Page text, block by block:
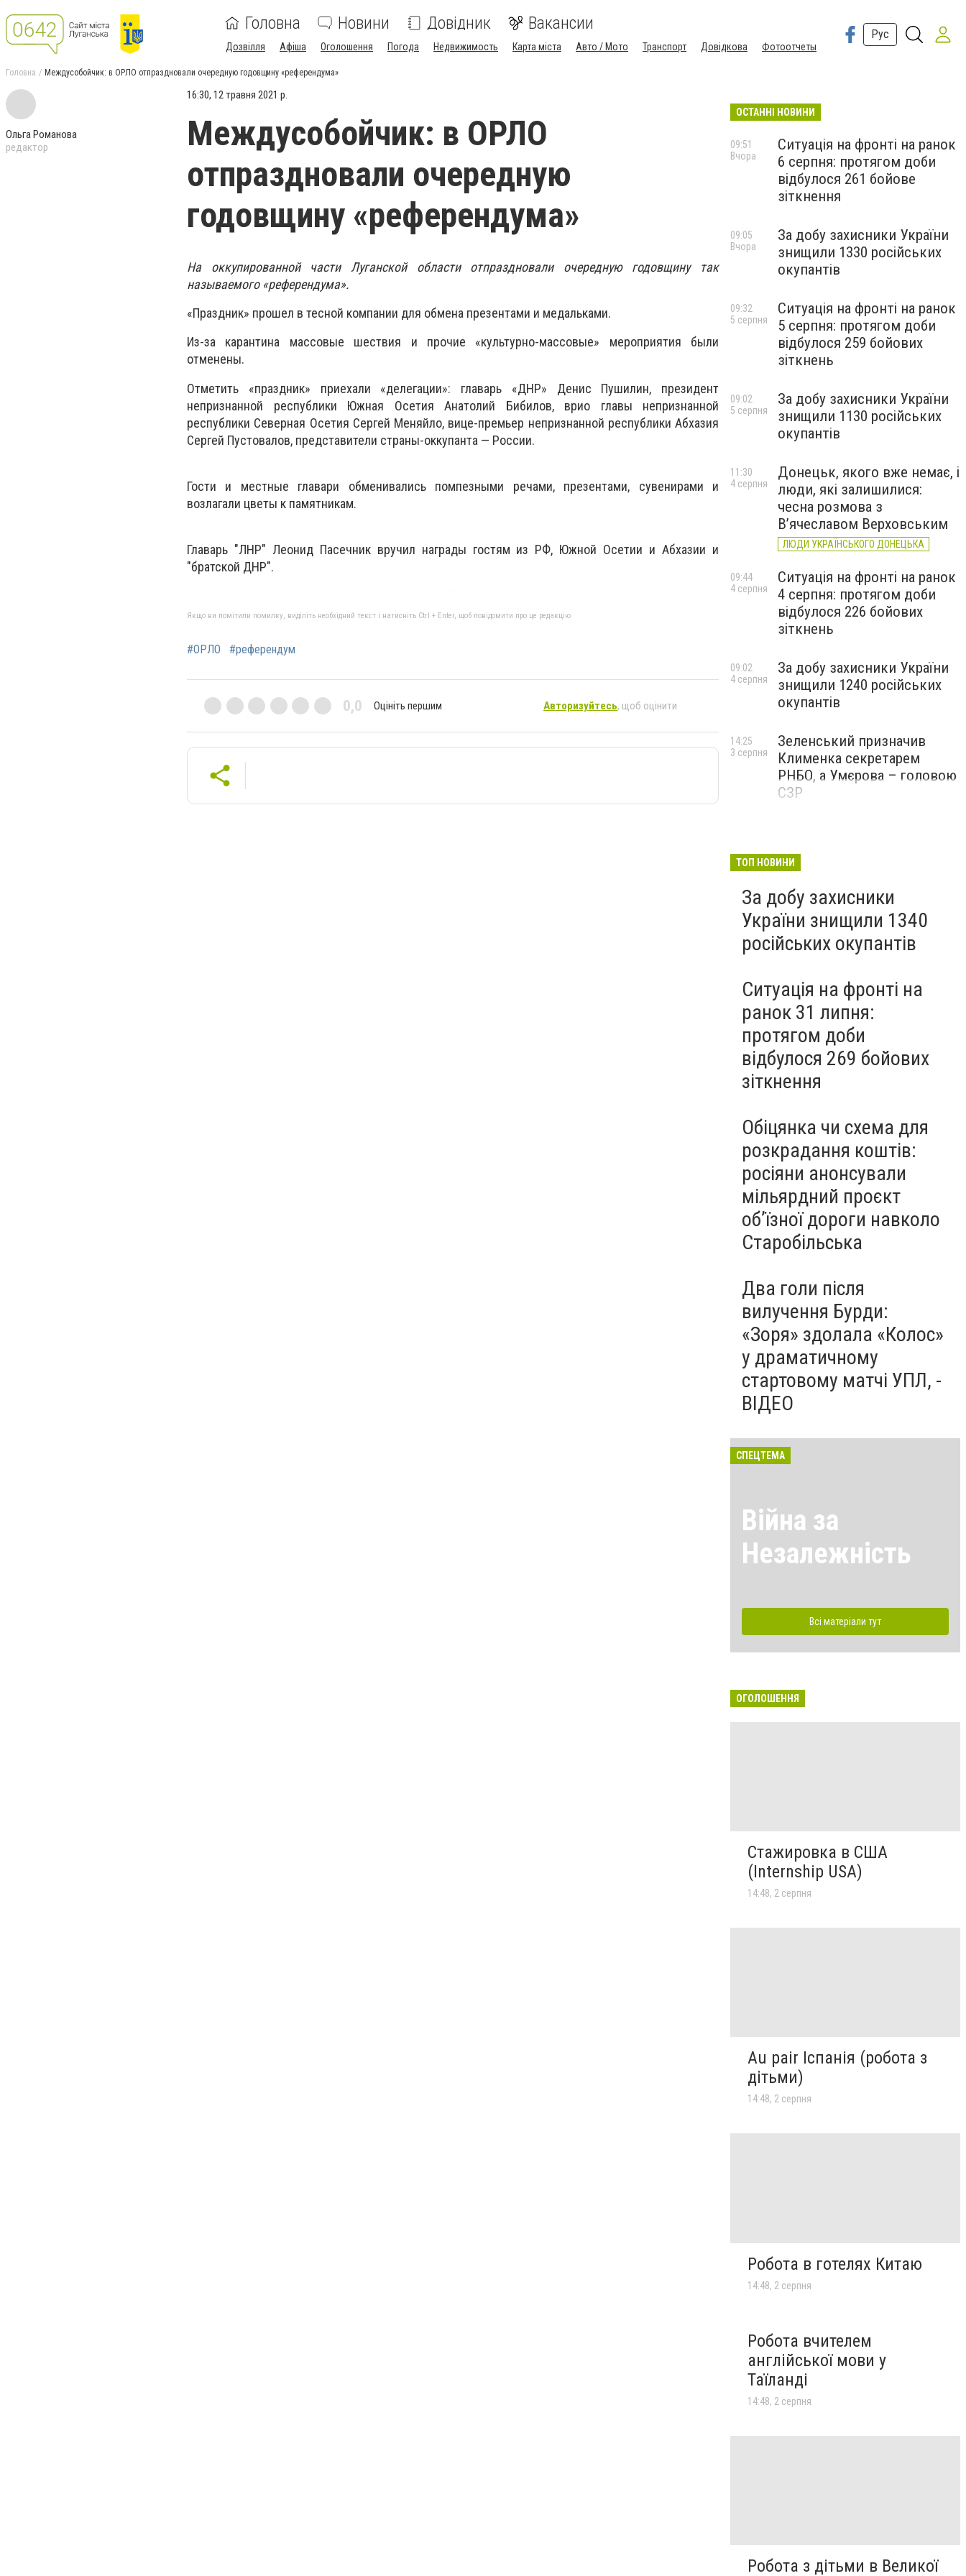
Головна Новини Довідник Вакансии
Дозвілля Афіша Оголошення Погода Недвижимость Карта міста Авто / Мото Транспорт Довідкова Фотоотчеты
Рус
Головна Междусобойчик: в ОРЛО отпраздновали очередную годовщину «референдума»
Ольга Романова
редактор
16:30, 12 травня 2021 р.
Междусобойчик: в ОРЛО
отпраздновали очередную
годовщину «референдума»
На оккупированной части Луганской области отпраздновали очередную годовщину так
называемого «референдума».
«Праздник» прошел в тесной компании для обмена презентами и медальками.
Из-за карантина массовые шествия и прочие «культурно-массовые» мероприятия были
отменены.
Отметить «праздник» приехали «делегации»: главарь «ДНР» Денис Пушилин, президент
непризнанной республики Южная Осетия Анатолий Бибилов, врио главы непризнанной
республики Северная Осетия Сергей Меняйло, вице-премьер непризнанной республики Абхазия
Сергей Пустовалов, представители страны-оккупанта — России.
Гости и местные главари обменивались помпезными речами, презентами, сувенирами и
возлагали цветы к памятникам.
Главарь "ЛНР" Леонид Пасечник вручил награды гостям из РФ, Южной Осетии и Абхазии и
"братской ДНР".
Якщо ви помітили помилку, виділіть необхідний текст і натисніть Ctrl + Enter, щоб повідомити про це редакцію
#ОРЛО #референдум
0,0 Оцініть першим Авторизуйтесь, щоб оцінити
ОСТАННІ НОВИНИ
Ситуація на фронті на ранок
6 серпня: протягом доби
відбулося 261 бойове
зіткнення
09:51
Вчора
За добу захисники України
знищили 1330 російських
окупантів
09:05
Вчора
Ситуація на фронті на ранок
5 серпня: протягом доби
відбулося 259 бойових
зіткнень
09:32
5 серпня
За добу захисники України
знищили 1130 російських
окупантів
09:02
5 серпня
Донецьк, якого вже немає, і
люди, які залишилися:
чесна розмова з
В’ячеславом Верховським
ЛЮДИ УКРАЇНСЬКОГО ДОНЕЦЬКА
11:30
4 серпня
Ситуація на фронті на ранок
4 серпня: протягом доби
відбулося 226 бойових
зіткнень
09:44
4 серпня
За добу захисники України
знищили 1240 російських
окупантів
09:02
4 серпня
Зеленський призначив
Клименка секретарем
РНБО, а Умєрова – головою
СЗР
14:25
3 серпня
ТОП НОВИНИ
За добу захисники
України знищили 1340
російських окупантів
Ситуація на фронті на
ранок 31 липня:
протягом доби
відбулося 269 бойових
зіткнення
Обіцянка чи схема для
розкрадання коштів:
росіяни анонсували
мільярдний проєкт
об’їзної дороги навколо
Старобільська
Два голи після
вилучення Бурди:
«Зоря» здолала «Колос»
у драматичному
стартовому матчі УПЛ, -
ВІДЕО
СПЕЦТЕМА
Війна за
Незалежність
Всі матеріали тут
ОГОЛОШЕННЯ
Стажировка в США
(Internship USA)
14:48, 2 серпня
Au pair Іспанія (робота з
дітьми)
14:48, 2 серпня
Робота в готелях Китаю
14:48, 2 серпня
Робота вчителем
англійської мови у
Таїланді
14:48, 2 серпня
Робота з дітьми в Великої